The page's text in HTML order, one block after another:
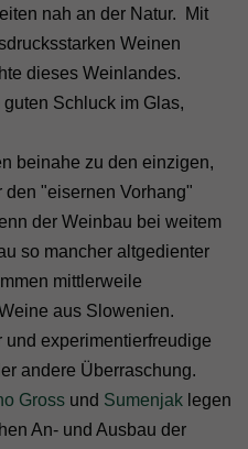
nah an der Natur. Mit
Weinen
dieses Weinlandes.
Schluck im Glas,
beinahe zu den einzigen,
"eisernen Vorhang"
der Weinbau bei weitem
so mancher altgedienter
mittlerweile
aus Slowenien.
experimentierfreudige
andere Überraschung.
Gross und Sumenjak legen
An- und Ausbau der